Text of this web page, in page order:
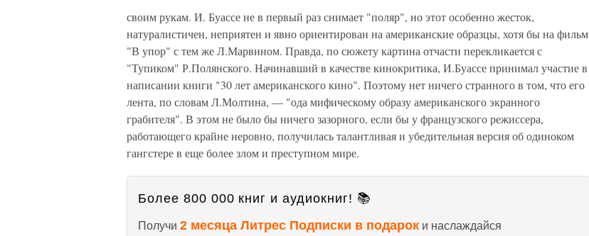
своим рукам. И. Буассе не в первый раз снимает "поляр", но этот особенно жесток,
натуралистичен, неприятен и явно ориентирован на американские образцы, хотя бы на фильм
"В упор" с тем же Л.Марвином. Правда, по сюжету картина отчасти перекликается с
"Тупиком" Р.Полянского. Начинавший в качестве кинокритика, И.Буассе принимал участие в
написании книги "30 лет американского кино". Поэтому нет ничего странного в том, что его
лента, по словам Л.Молтина, — "ода мифическому образу американского экранного
грабителя". В этом не было бы ничего зазорного, если бы у французского режиссера,
работающего крайне неровно, получилась талантливая и убедительная версия об одиноком
гангстере в еще более злом и преступном мире.
Более 800 000 книг и аудиокниг! 📚
Получи 2 месяца Литрес Подписки в подарок и наслаждайся